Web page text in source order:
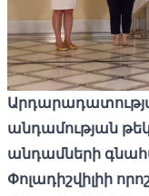
անդամության
անդամների
Փոլադիշվիլիի